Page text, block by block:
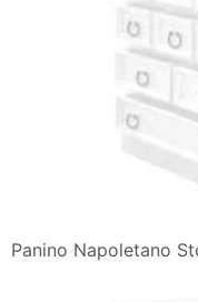
Panino Napoletano